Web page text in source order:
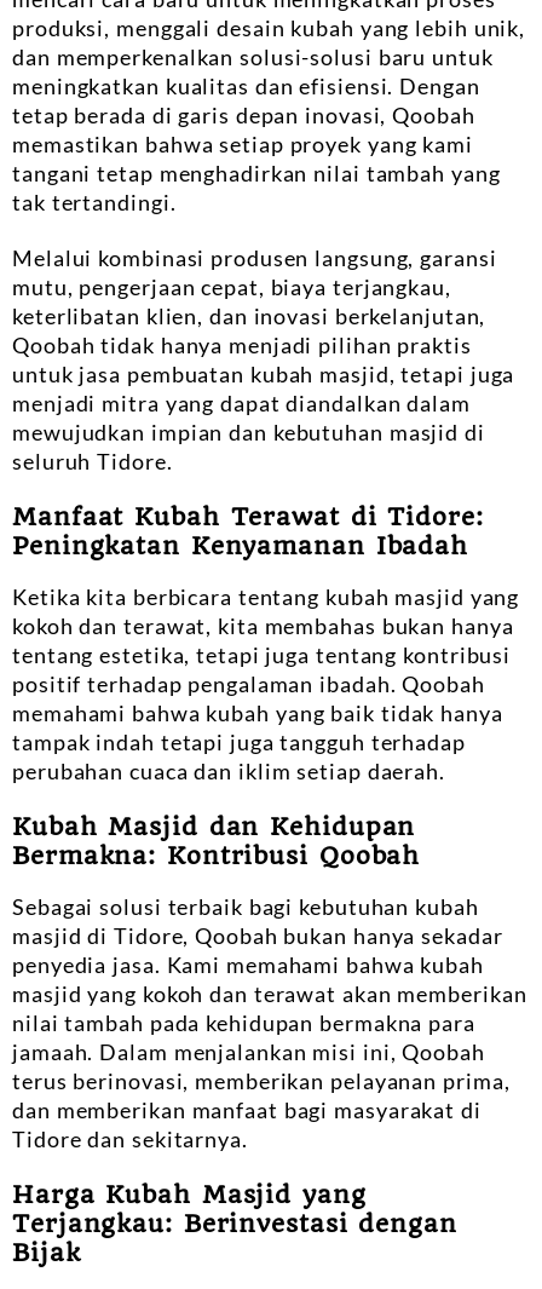
produksi, menggali desain kubah yang lebih unik,
dan memperkenalkan solusi-solusi baru untuk
meningkatkan kualitas dan efisiensi. Dengan
tetap berada di garis depan inovasi, Qoobah
memastikan bahwa setiap proyek yang kami
tangani tetap menghadirkan nilai tambah yang
tak tertandingi.
Melalui kombinasi produsen langsung, garansi
mutu, pengerjaan cepat, biaya terjangkau,
keterlibatan klien, dan inovasi berkelanjutan,
Qoobah tidak hanya menjadi pilihan praktis
untuk jasa pembuatan kubah masjid, tetapi juga
menjadi mitra yang dapat diandalkan dalam
mewujudkan impian dan kebutuhan masjid di
seluruh Tidore.
Manfaat Kubah Terawat di Tidore:
Peningkatan Kenyamanan Ibadah
Ketika kita berbicara tentang kubah masjid yang
kokoh dan terawat, kita membahas bukan hanya
tentang estetika, tetapi juga tentang kontribusi
positif terhadap pengalaman ibadah. Qoobah
memahami bahwa kubah yang baik tidak hanya
tampak indah tetapi juga tangguh terhadap
perubahan cuaca dan iklim setiap daerah.
Kubah Masjid dan Kehidupan
Bermakna: Kontribusi Qoobah
Sebagai solusi terbaik bagi kebutuhan kubah
masjid di Tidore, Qoobah bukan hanya sekadar
penyedia jasa. Kami memahami bahwa kubah
masjid yang kokoh dan terawat akan memberikan
nilai tambah pada kehidupan bermakna para
jamaah. Dalam menjalankan misi ini, Qoobah
terus berinovasi, memberikan pelayanan prima,
dan memberikan manfaat bagi masyarakat di
Tidore dan sekitarnya.
Harga Kubah Masjid yang
Terjangkau: Berinvestasi dengan
Bijak